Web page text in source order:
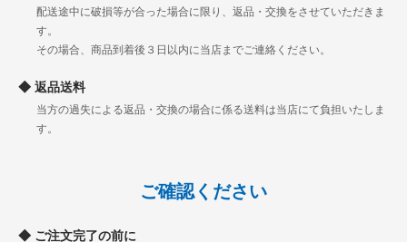
配送途中に破損等が合った場合に限り、返品・交換をさせていただきま
す。
その場合、商品到着後３日以内に当店までご連絡ください。
返品送料
当方の過失による返品・交換の場合に係る送料は当店にて負担いたしま
す。
ご確認ください
ご注文完了の前に